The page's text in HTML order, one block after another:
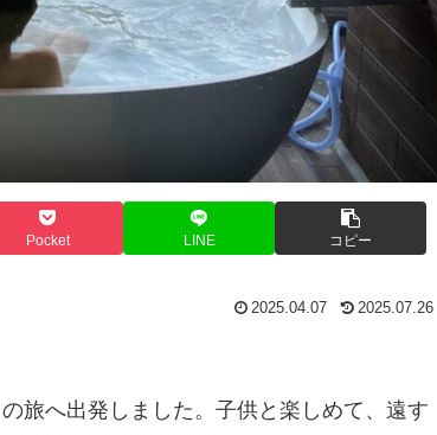
Pocket LINE コピー
2025.04.07 2025.07.26
旅へ出発しました。子供と楽しめて、遠す